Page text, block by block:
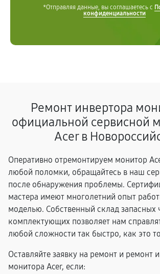
*Отправляя данные, вы соглашаетесь с
конфиденциальности
Ремонт инвертора
официальной сервисной
Acer в
Оперативно отремонтируем монитор
любой поломки, обращайтесь в наш
после обнаружения проблемы.
мастера имеют многолетний опыт
моделью. Собственный склад запасных
комплектующих позволяет нам
любой сложности так быстро, как это
Оставляйте заявку на ремонт и ремонт
монитора Acer, если: